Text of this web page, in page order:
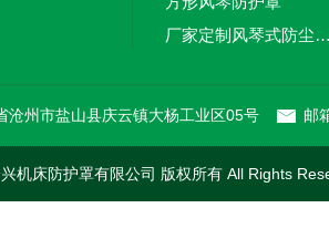
厂家定制风琴式
沧州市盐山县庆云镇大杨工业区05号 邮
机床防护罩有限公司 版权所有 All Rights